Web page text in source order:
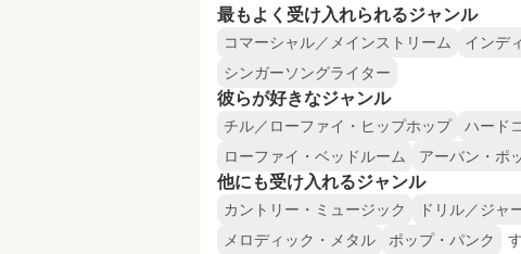
最もよく受け入れられるジャンル
コマーシャル／メインストリーム インデ
シンガーソングライター
彼らが好きなジャンル
チル／ローファイ・ヒップホップ ハード
ローファイ・ベッドルーム
アーバン・ポ
他にも受け入れるジャンル
カントリー・ミュージック ドリル／ジャ
メロディック・メタル
ポップ・パンク